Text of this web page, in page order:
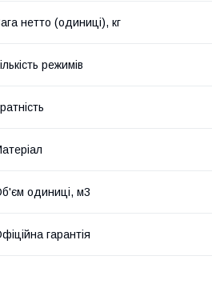
нетто (одиниці), кг
режимів
одиниці, м3
гарантія